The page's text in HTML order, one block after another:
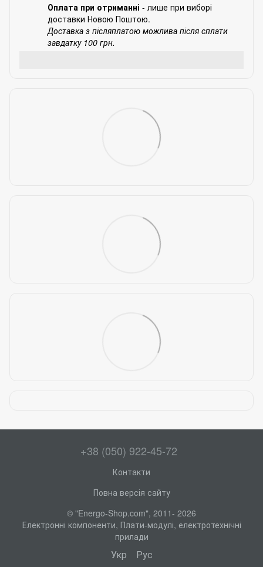
Оплата при отриманні - лише при виборі
доставки Новою Поштою.
Доставка з післяплатою можлива після сплати
завдатку 100 грн.
+38 (050) 922-45-72
Контакти
Повна версія сайту
© "Energo-Shop.com", 2011- 2026
Електронні компоненти, Плати-модулі, електротехнічні
прилади
Укр Рус